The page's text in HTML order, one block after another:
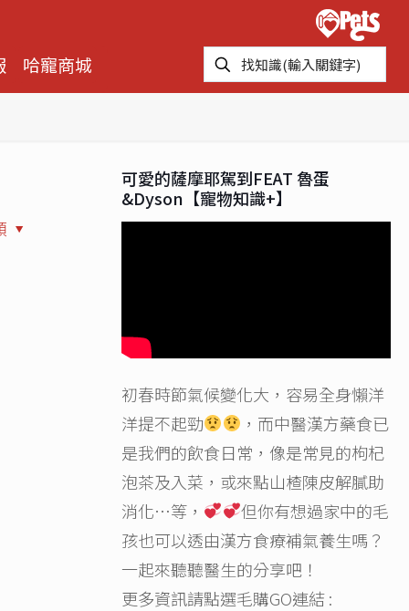
哈寵商城
可愛的薩摩耶駕到FEAT 魯蛋
&Dyson【寵物知識+】
初春時節氣候變化大，容易全身懶洋
洋提不起勁
，而中醫漢方藥食已
是我們的飲食日常，像是常見的枸杞
泡茶及入菜，或來點山楂陳皮解膩助
消化…等，
但你有想過家中的毛
孩也可以透由漢方食療補氣養生嗎？
一起來聽聽醫生的分享吧！
更多資訊請點選毛購GO連結 :